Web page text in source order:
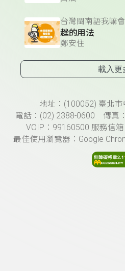
台灣閩南語我嘛會
趖的用法
鄭安住
載入更
頁尾資訊地址：(100052) 臺北
電話：(02) 2388-0600 傳真
VOIP：99160500 服務信
最佳使用瀏覽器：Google